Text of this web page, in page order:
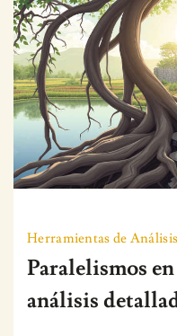
Herramientas de
Paralelismos
análisis